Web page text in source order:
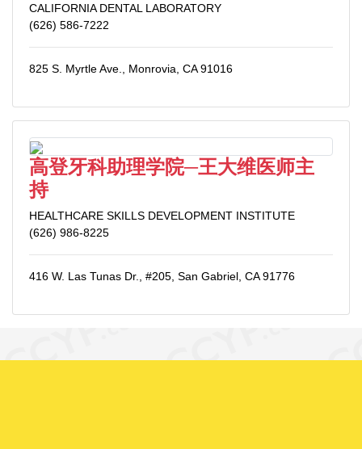
CALIFORNIA DENTAL LABORATORY
(626) 586-7222
825 S. Myrtle Ave., Monrovia, CA 91016
高登牙科助理学院─王大维医师主
持
HEALTHCARE SKILLS DEVELOPMENT INSTITUTE
(626) 986-8225
416 W. Las Tunas Dr., #205, San Gabriel, CA 91776